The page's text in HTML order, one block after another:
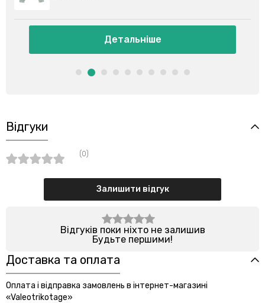
Відгуки
(0)
Залишити відгук
Відгуків поки ніхто не залишив
Будьте першими!
Доставка та оплата
Оплата і відправка замовлень в інтернет-магазині
«Valeotrikotage»